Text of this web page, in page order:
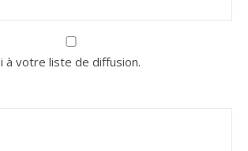
à votre liste de diffusion.